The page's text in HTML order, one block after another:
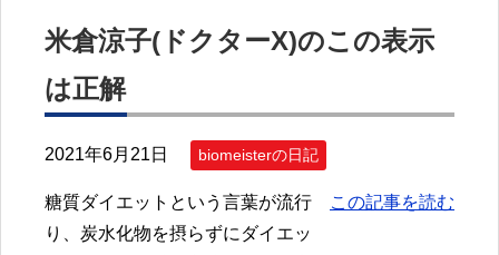
米倉涼子(ドクターX)のこの表示
は正解
2021年6月21日 biomeisterの日記
この記事を読む
糖質ダイエットという言葉が流行
り、炭水化物を摂らずにダイエッ